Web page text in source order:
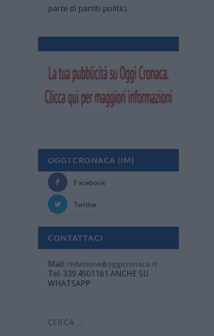
parte di partiti politici.
OGGI CRONACA (IM)
Facebook
Twitter
CONTATTACI
Mail: redazione@oggicronaca.it
Tel. 339.4501161 ANCHE SU
WHATSAPP